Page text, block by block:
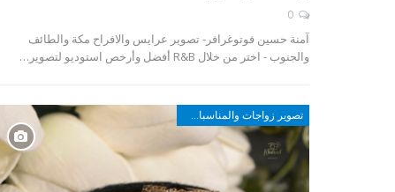
آمنة حسين فوتوغرافر- تصوير عرايس والافراح مكة والطائف
والجنوب - اختر من خلال R&B أفضل وأرخص استوديو لتصوير…
تصوير زواجات والمناسبات في مكة والطائف وأبها والجنوب